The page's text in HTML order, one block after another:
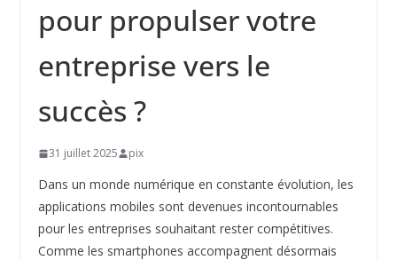
pour propulser votre
entreprise vers le
succès ?
31 juillet 2025 pix
Dans un monde numérique en constante évolution, les
applications mobiles sont devenues incontournables
pour les entreprises souhaitant rester compétitives.
Comme les smartphones accompagnent désormais